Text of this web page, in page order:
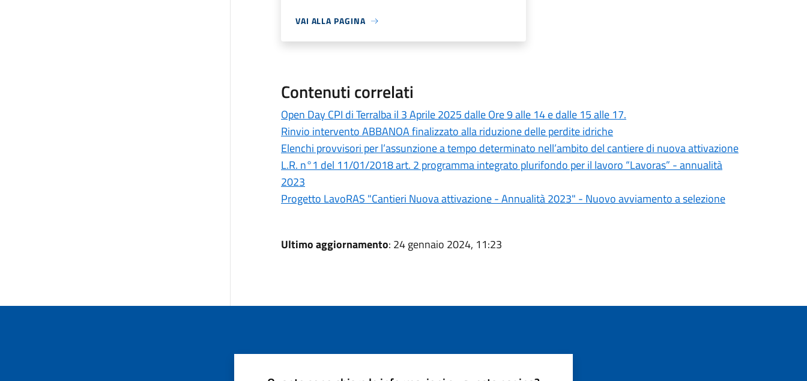
VAI ALLA PAGINA
Contenuti correlati
Open Day CPI di Terralba il 3 Aprile 2025 dalle Ore 9 alle 14 e dalle 15 alle 17.
Rinvio intervento ABBANOA finalizzato alla riduzione delle perdite idriche
Elenchi provvisori per l’assunzione a tempo determinato nell’ambito del cantiere di nuova attivazione
L.R. n°1 del 11/01/2018 art. 2 programma integrato plurifondo per il lavoro “Lavoras” - annualità
2023
Progetto LavoRAS "Cantieri Nuova attivazione - Annualità 2023" - Nuovo avviamento a selezione
Ultimo aggiornamento: 24 gennaio 2024, 11:23